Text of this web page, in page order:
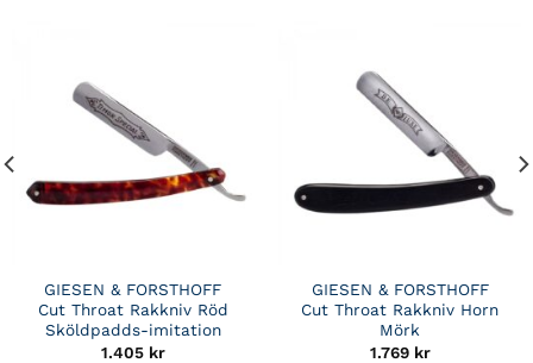
GIESEN & FORSTHOFF
Cut Throat Rakkniv Röd
Sköldpadds-imitation
1.405 kr
GIESEN & FORSTHOFF
Cut Throat Rakkniv Horn
Mörk
1.769 kr